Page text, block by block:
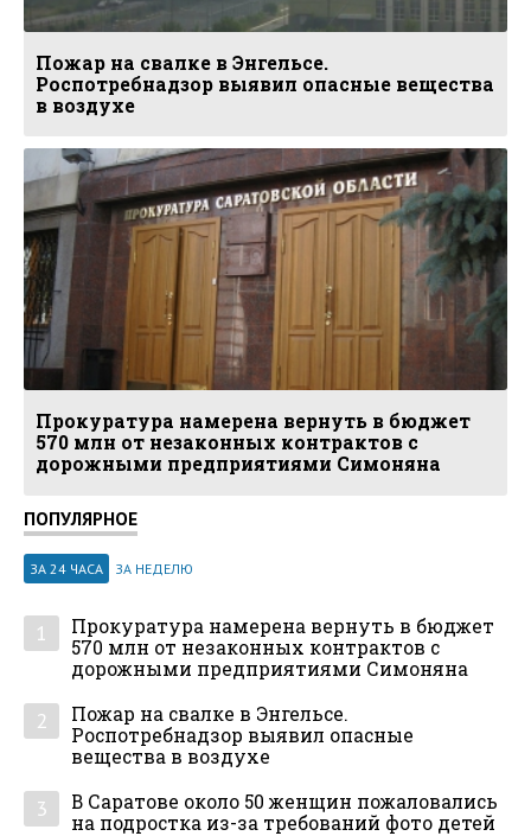
Пожар на свалке в Энгельсе.
Роспотребнадзор выявил опасные вещества
в воздухе
Прокуратура намерена вернуть в бюджет
570 млн от незаконных контрактов с
дорожными предприятиями Симоняна
ПОПУЛЯРНОЕ
ЗА 24 ЧАСА ЗА НЕДЕЛЮ
1
Прокуратура намерена вернуть в бюджет
570 млн от незаконных контрактов с
дорожными предприятиями Симоняна
2
Пожар на свалке в Энгельсе.
Роспотребнадзор выявил опасные
вещества в воздухе
3
В Саратове около 50 женщин пожаловались
на подростка из-за требований фото детей